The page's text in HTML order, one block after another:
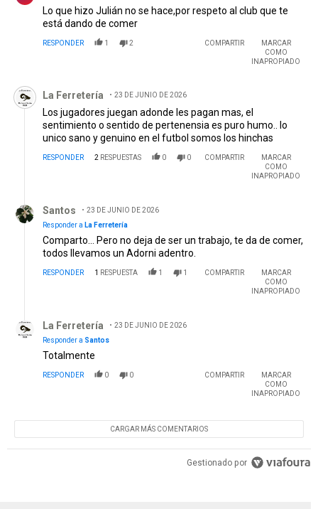
Lo que hizo Julián no se hace,por respeto al club que te
está dando de comer
RESPONDER 1 2 COMPARTIR
MARCAR
COMO
INAPROPIADO
Comentario de La Ferretería.
La Ferretería 23 DE JUNIO DE 2026
Los jugadores juegan adonde les pagan mas, el
sentimiento o sentido de pertenensia es puro humo.. lo
unico sano y genuino en el futbol somos los hinchas
RESPONDER 2 RESPUESTAS 0 0 COMPARTIR
MARCAR
COMO
INAPROPIADO
Santos
23 DE JUNIO DE 2026
Responder a La Ferretería
Comparto... Pero no deja de ser un trabajo, te da de comer,
todos llevamos un Adorni adentro.
RESPONDER 1 RESPUESTA 1 1 COMPARTIR
MARCAR
COMO
INAPROPIADO
La Ferretería
23 DE JUNIO DE 2026
Responder a Santos
Totalmente
RESPONDER 0 0 COMPARTIR
MARCAR
COMO
INAPROPIADO
CARGAR MÁS COMENTARIOS
Gestionado por